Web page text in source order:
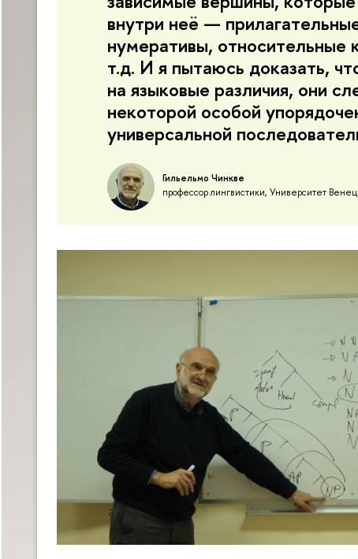
внутри неё —
нумеративы, относительные
т.д. И я пытаюсь доказать,
на языковые различия, они
некоторой особой
универсальной
Гильельмо Чинкве
профессор лингвистики, Университет